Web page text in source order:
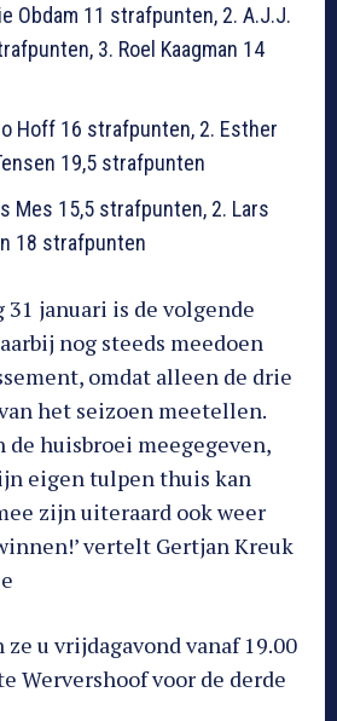
Obdam 11 strafpunten, 2. A.J.J.
3. Roel Kaagman 14
Hoff 16 strafpunten, 2. Esther
19,5 strafpunten
Mes 15,5 strafpunten, 2. Lars
18 strafpunten
31 januari is de volgende
nog steeds meedoen
omdat alleen de drie
het seizoen meetellen.
de huisbroei meegegeven,
eigen tulpen thuis kan
zijn uiteraard ook weer
vertelt Gertjan Kreuk
u vrijdagavond vanaf 19.00
Wervershoof voor de derde